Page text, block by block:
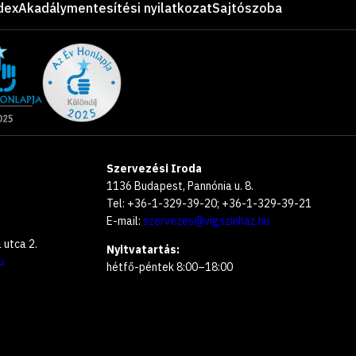
Akadálymentesítési nyilatkozatSajtószoba
utca 2.
Szervezési Iroda
1136 Budapest, Pannónia u. 8.
Tel: +36-1-329-39-20; +36-1-329-39-21
E-mail: szervezes@vigszinhaz.hu
Nyitvatartás:
hétfő-péntek 8:00–18:00